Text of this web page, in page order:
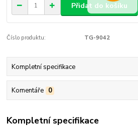
Přidat do košíku
Číslo produktu: TG-9042
Kompletní specifikace
Komentáře 0
Kompletní specifikace